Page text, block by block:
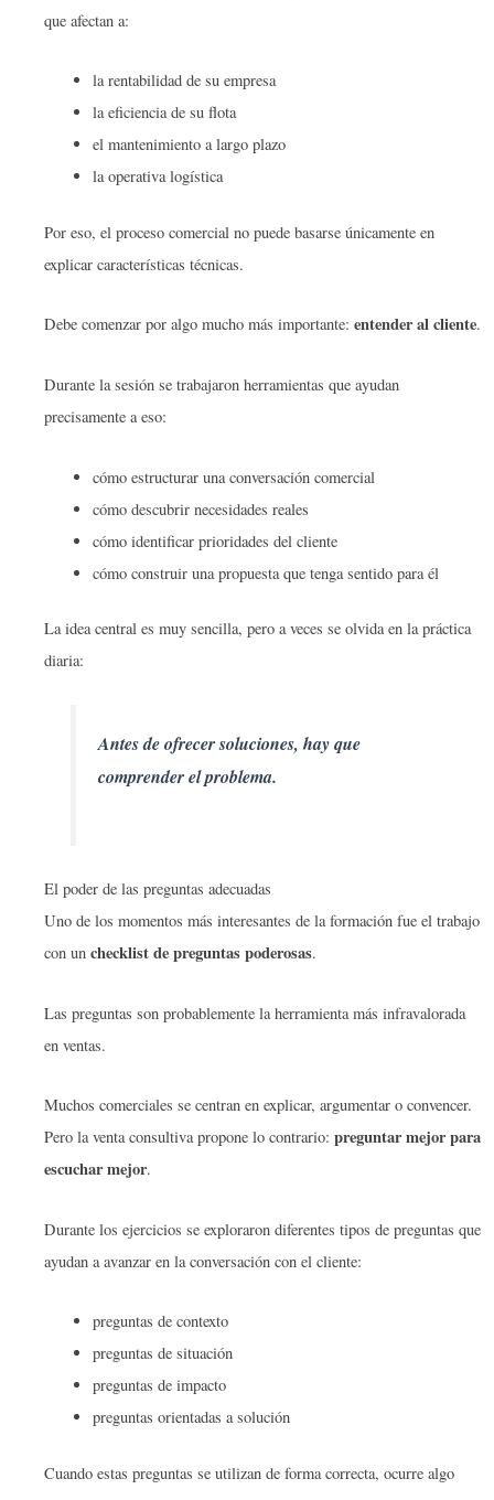
que afectan a:
la rentabilidad de su empresa
la eficiencia de su flota
el mantenimiento a largo plazo
la operativa logística
Por eso, el proceso comercial no puede basarse únicamente en
explicar características técnicas.
Debe comenzar por algo mucho más importante: entender al cliente.
Durante la sesión se trabajaron herramientas que ayudan
precisamente a eso:
cómo estructurar una conversación comercial
cómo descubrir necesidades reales
cómo identificar prioridades del cliente
cómo construir una propuesta que tenga sentido para él
La idea central es muy sencilla, pero a veces se olvida en la práctica
diaria:
Antes de ofrecer soluciones, hay que
comprender el problema.
El poder de las preguntas adecuadas
Uno de los momentos más interesantes de la formación fue el trabajo
con un checklist de preguntas poderosas.
Las preguntas son probablemente la herramienta más infravalorada
en ventas.
Muchos comerciales se centran en explicar, argumentar o convencer.
Pero la venta consultiva propone lo contrario: preguntar mejor para
escuchar mejor.
Durante los ejercicios se exploraron diferentes tipos de preguntas que
ayudan a avanzar en la conversación con el cliente:
preguntas de contexto
preguntas de situación
preguntas de impacto
preguntas orientadas a solución
Cuando estas preguntas se utilizan de forma correcta, ocurre algo